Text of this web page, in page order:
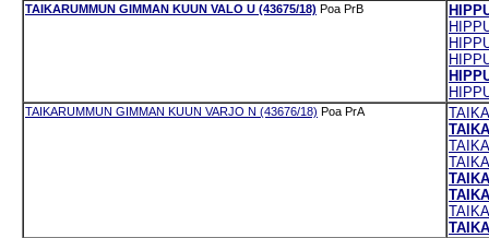
TAIKARUMMUN GIMMAN KUUN VALO U (43675/18) Poa PrB
TAIKARUMMUN GIMMAN KUUN VARJO N (43676/18) Poa PrA